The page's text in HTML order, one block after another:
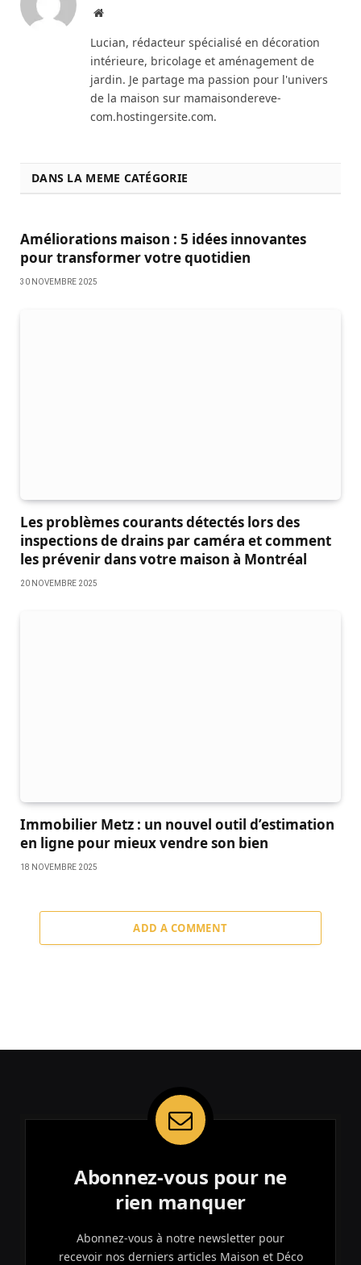
Website
Lucian, rédacteur spécialisé en décoration
intérieure, bricolage et aménagement de
jardin. Je partage ma passion pour l'univers
de la maison sur mamaisondereve-
com.hostingersite.com.
DANS LA MEME CATÉGORIE
Améliorations maison : 5 idées innovantes
pour transformer votre quotidien
30 NOVEMBRE 2025
Les problèmes courants détectés lors des
inspections de drains par caméra et comment
les prévenir dans votre maison à Montréal
20 NOVEMBRE 2025
Immobilier Metz : un nouvel outil d’estimation
en ligne pour mieux vendre son bien
18 NOVEMBRE 2025
ADD A COMMENT
Abonnez-vous pour ne
rien manquer
Abonnez-vous à notre newsletter pour
recevoir nos derniers articles Maison et Déco